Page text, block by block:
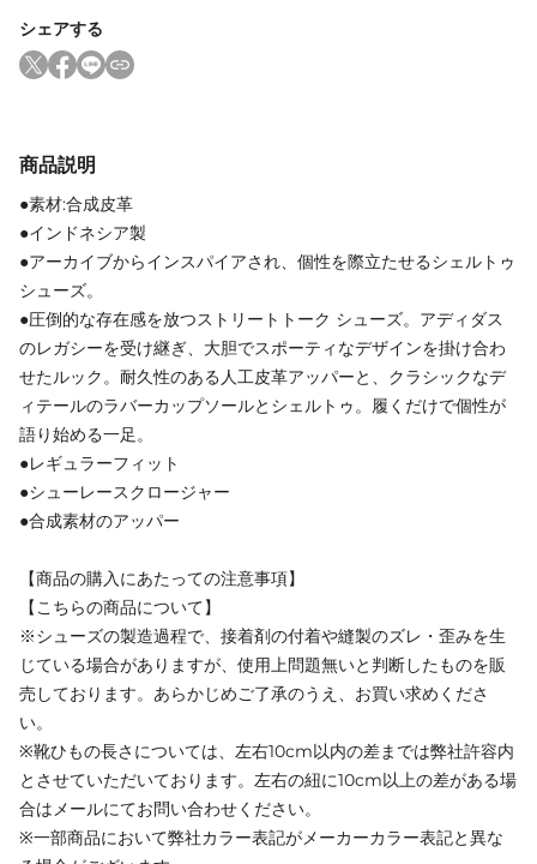
シェアする
商品説明
●素材:合成皮革
●インドネシア製
●アーカイブからインスパイアされ、個性を際立たせるシェルトゥ
シューズ。
●圧倒的な存在感を放つストリートトーク シューズ。アディダス
のレガシーを受け継ぎ、大胆でスポーティなデザインを掛け合わ
せたルック。耐久性のある人工皮革アッパーと、クラシックなデ
ィテールのラバーカップソールとシェルトゥ。履くだけで個性が
語り始める一足。
●レギュラーフィット
●シューレースクロージャー
●合成素材のアッパー
【商品の購入にあたっての注意事項】
【こちらの商品について】
※シューズの製造過程で、接着剤の付着や縫製のズレ・歪みを生
じている場合がありますが、使用上問題無いと判断したものを販
売しております。あらかじめご了承のうえ、お買い求めくださ
い。
※靴ひもの長さについては、左右10cm以内の差までは弊社許容内
とさせていただいております。左右の紐に10cm以上の差がある場
合はメールにてお問い合わせください。
※一部商品において弊社カラー表記がメーカーカラー表記と異な